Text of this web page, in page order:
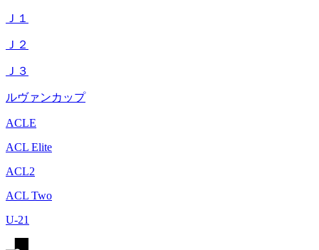
Ｊ１
Ｊ２
Ｊ３
ルヴァンカップ
ACLE
ACL Elite
ACL2
ACL Two
U-21